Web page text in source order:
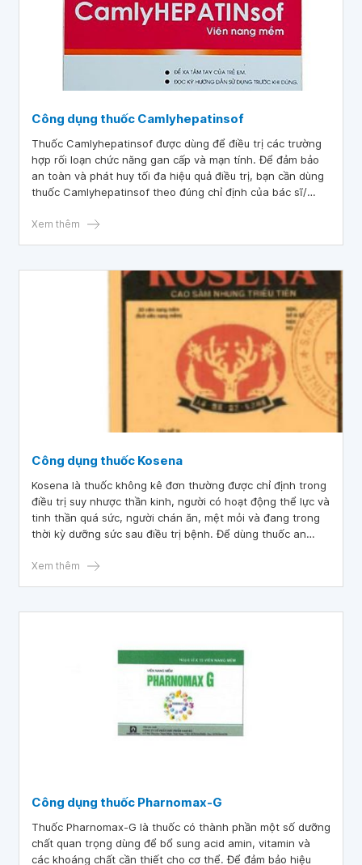
Công dụng thuốc Camlyhepatinsof
Thuốc Camlyhepatinsof được dùng để điều trị các trường
hợp rối loạn chức năng gan cấp và mạn tính. Để đảm bảo
an toàn và phát huy tối đa hiệu quả điều trị, bạn cần dùng
thuốc Camlyhepatinsof theo đúng chỉ định của bác sĩ/
Xem thêm
Công dụng thuốc Kosena
Kosena là thuốc không kê đơn thường được chỉ định trong
điều trị suy nhược thần kinh, người có hoạt động thể lực và
tinh thần quá sức, người chán ăn, mệt mỏi và đang trong
thời kỳ dưỡng sức sau điều trị bệnh. Để dùng thuốc an
thuốc trước khi sử dụng.
Xem thêm
Công dụng thuốc Pharnomax-G
Thuốc Pharnomax-G là thuốc có thành phần một số dưỡng
chất quan trọng dùng để bổ sung acid amin, vitamin và
các khoáng chất cần thiết cho cơ thể. Để đảm bảo hiệu